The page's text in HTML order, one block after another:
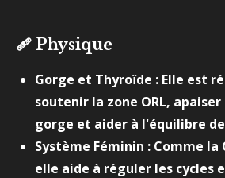
🩹 Physique
Gorge et Thyroïde : Elle est
soutenir la zone ORL, apaiser
gorge et aider à l'équilibre
Système Féminin : Comme la
elle aide à réguler les cycles